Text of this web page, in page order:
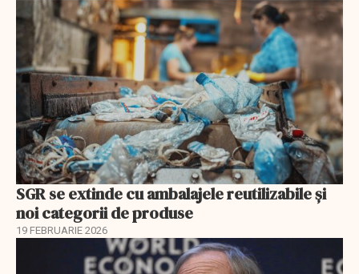
SGR se extinde cu ambalajele reutilizabile și
noi categorii de produse
19 FEBRUARIE 2026